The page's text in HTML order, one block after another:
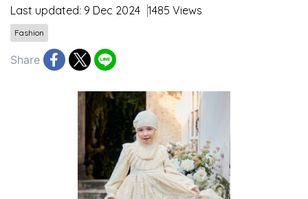
Last updated: 9 Dec 2024 1485 Views
Fashion
Share